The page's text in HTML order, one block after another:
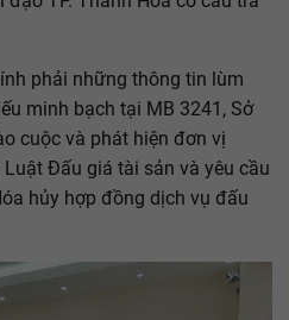
phải những thông tin lùm
minh bạch tại MB 3241, Sở
cuộc và phát hiện đơn vị
Đấu giá tài sản và yêu cầu
hủy hợp đồng dịch vụ đấu